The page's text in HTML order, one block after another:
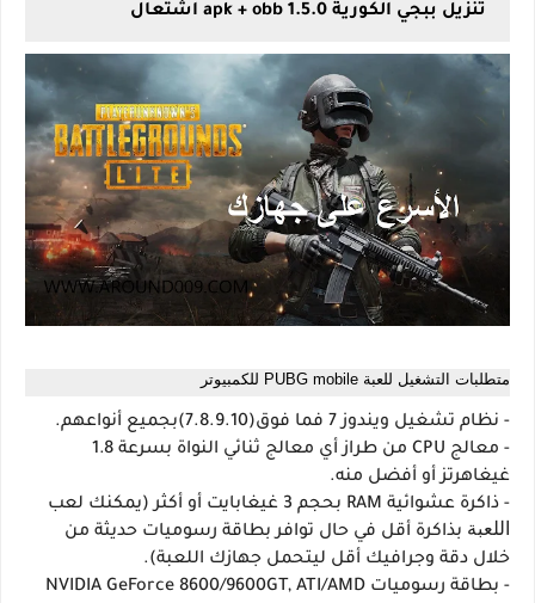
تنزيل ببجي الكورية apk + obb 1.5.0 اشتعال
متطلبات التشغيل للعبة PUBG mobile للكمبيوتر
- نظام تشغيل ويندوز 7 فما فوق(7.8.9.10)بجميع أنواعهم.
- معالج CPU
من طراز أي معالج ثنائي النواة بسرعة 1.8
غيغاهرتز أو أفضل منه.
- ذاكرة عشوائية RAM
بحجم 3 غيغابايت أو أكثر (يمكنك لعب
اللعبة بذاكرة أقل في حال توافر بطاقة رسوميات حديثة من
خلال دقة وجرافيك أقل ليتحمل جهازك اللعبة).
- بطاقة رسوميات NVIDIA GeForce 8600/9600GT, ATI/AMD